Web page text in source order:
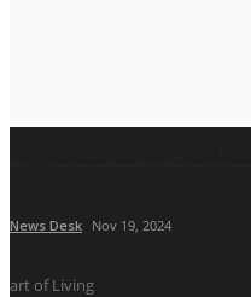
News Desk Nov 19, 2024
art of Living